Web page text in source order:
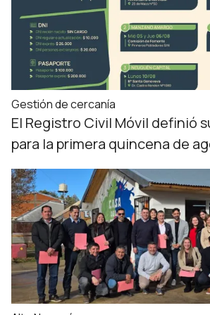
Gestión de cercanía
El Registro Civil Móvil definió
para la primera quincena de